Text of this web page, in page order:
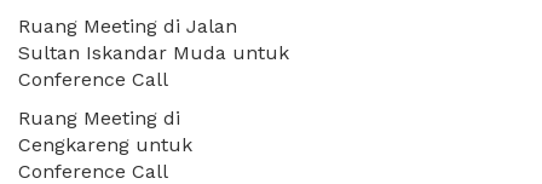
Ruang Meeting di Jalan
Sultan Iskandar Muda untuk
Conference Call
Ruang Meeting di
Cengkareng untuk
Conference Call